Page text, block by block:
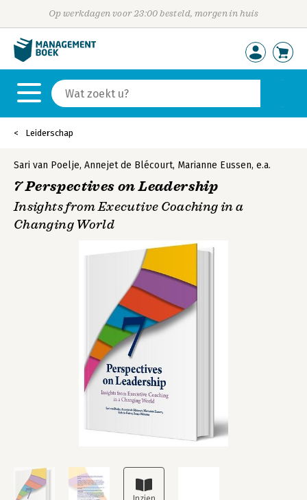
Op werkdagen voor 23:00 besteld, morgen in huis
Leiderschap
Sari van Poelje, Annejet de Blécourt, Marianne Eussen, e.a.
7 Perspectives on Leadership
Insights from Executive Coaching in a
Changing World